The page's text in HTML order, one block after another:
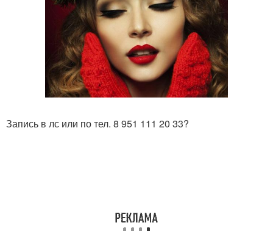
Запись в лс или по тел. 8 951 111 20 33?